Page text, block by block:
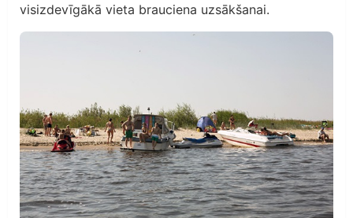
visizdevīgākā vieta brauciena uzsākšanai.